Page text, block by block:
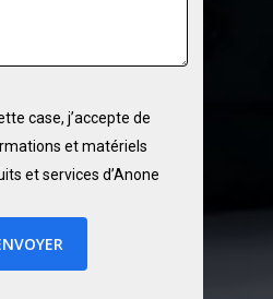
case, j’accepte de
et matériels
et services d’Anone
ESSAI GRATUIT